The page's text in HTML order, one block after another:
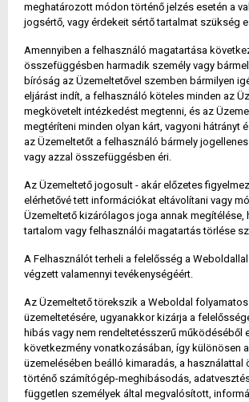
meghatározott módon történő jelzés esetén a
jogsértő, vagy érdekeit sértő tartalmat szükség
Amennyiben a felhasználó magatartása
összefüggésben harmadik személy vagy
bíróság az Üzemeltetővel szemben bármilyen
eljárást indít, a felhasználó köteles minden az
megkövetelt intézkedést megtenni, és az
megtéríteni minden olyan kárt, vagyoni hátrányt
az Üzemeltetőt a felhasználó bármely
vagy azzal összefüggésben éri.
Az Üzemeltető jogosult - akár előzetes
elérhetővé tett információkat eltávolítani vagy
Üzemeltető kizárólagos joga annak megítélése,
tartalom vagy felhasználói magatartás törlése
A Felhasználót terheli a felelősség a
végzett valamennyi tevékenységéért.
Az Üzemeltető törekszik a Weboldal
üzemeltetésére, ugyanakkor kizárja a
hibás vagy nem rendeltetésszerű működéséből
következmény vonatkozásában, így különösen
üzemelésében beálló kimaradás, a
történő számítógép-meghibásodás,
független személyek által megvalósított,